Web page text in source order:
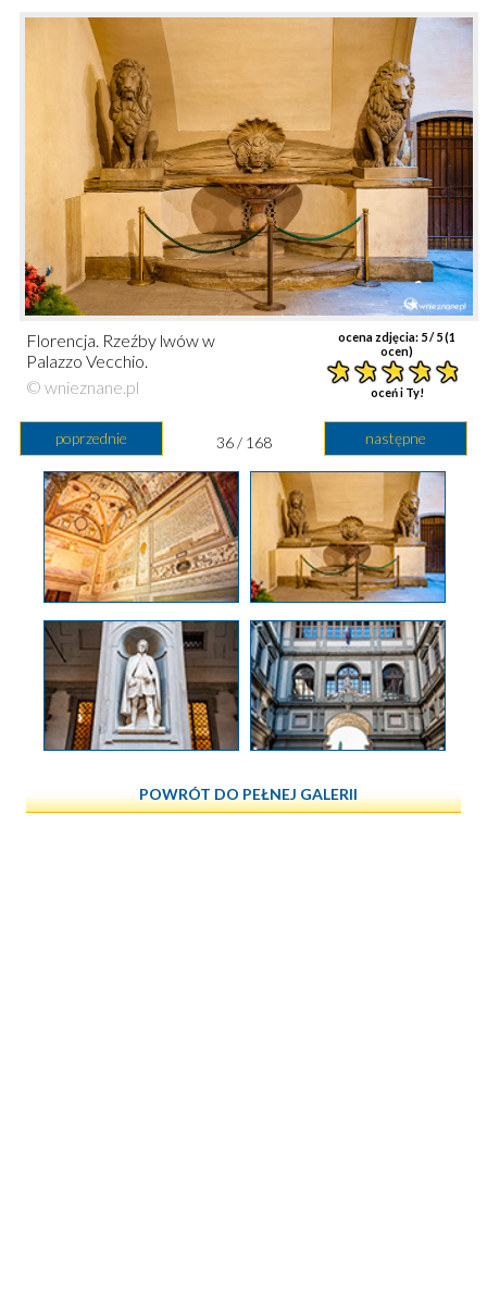
ocena zdjęcia: 5/ 5 (1
ocen)
oceń i Ty!
Florencja. Rzeźby lwów w
Palazzo Vecchio.
© wnieznane.pl
poprzednie następne
36 / 168
POWRÓT DO PEŁNEJ GALERII